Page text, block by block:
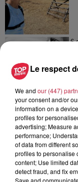
6
6
Le respect
We and our (447)
your consent and/or
information on a
profiles for
advertising; Measure
performance;
of data from different
profiles to personalise
content; Use limited
detect fraud, and fix
Save and